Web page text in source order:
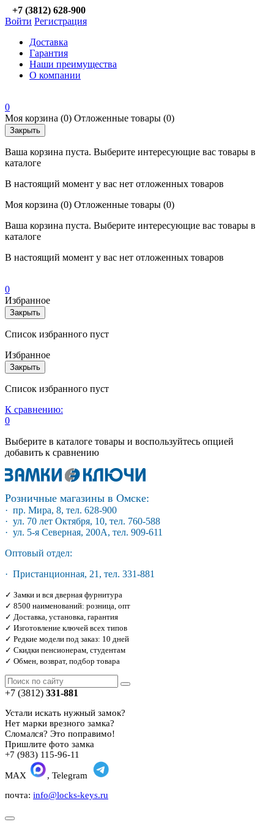
+7 (3812) 628-900
Войти Регистрация
Доставка
Гарантия
Наши преимущества
О компании
0
Моя корзина (0) Отложенные товары (0)
Закрыть
Ваша корзина пуста. Выберите интересующие вас товары в
каталоге
В настоящий момент у вас нет отложенных товаров
Моя корзина (0) Отложенные товары (0)
Ваша корзина пуста. Выберите интересующие вас товары в
каталоге
В настоящий момент у вас нет отложенных товаров
0
Избранное
Закрыть
Список избранного пуст
Избранное
Закрыть
Список избранного пуст
К сравнению:
0
Выберите в каталоге товары и воспользуйтесь опцией
добавить к сравнению
Розничные магазины в Омске:
· пр. Мира, 8, тел. 628-900
· ул. 70 лет Октября, 10, тел. 760-588
· ул. 5-я Северная, 200А, тел. 909-611
Оптовый отдел:
· Пристанционная, 21, тел. 331-881
✓ Замки и вся дверная фурнитура
✓ 8500 наименований: розница, опт
✓ Доставка, установка, гарантия
✓ Изготовление ключей всех типов
✓ Редкие модели под заказ: 10 дней
✓ Скидки пенсионерам, студентам
✓ Обмен, возврат, подбор товара
+7 (3812) 331-881
Устали искать нужный замок?
Нет марки врезного замка?
Сломался? Это поправимо!
Пришлите фото замка
+7 (983) 115-96-11
MAX
, Telegram
почта: info@locks-keys.ru